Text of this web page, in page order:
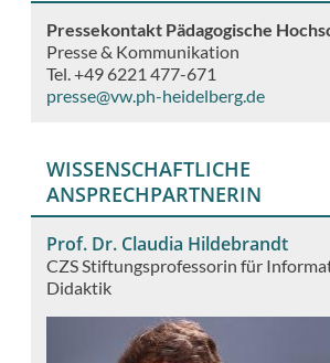
Pressekontakt Pädagogische
Presse & Kommunikation
Tel. +49 6221 477-671
presse@vw.ph-heidelberg.de
WISSENSCHAFTLICHE
ANSPRECHPARTNERIN
Prof. Dr. Claudia Hildebrandt
CZS Stiftungsprofessorin für
Didaktik